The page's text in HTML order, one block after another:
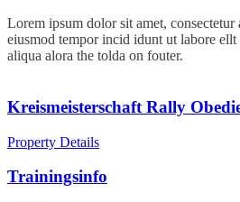
Lorem ipsum dolor sit amet,
eiusmod tempor incid idunt ut labore ellt
aliqua alora the tolda on fouter.
Kreismeisterschaft Rally
Property Details
Trainingsinfo